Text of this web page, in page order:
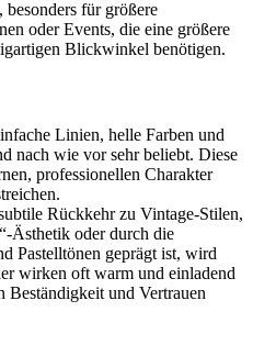
für größere
oder Events, die eine größere
Blickwinkel benötigen.
Linien, helle Farben und
nach wie vor sehr beliebt. Diese
professionellen Charakter
Rückkehr zu Vintage-Stilen,
Ästhetik oder durch die
Pastelltönen geprägt ist, wird
wirken oft warm und einladend
und Vertrauen